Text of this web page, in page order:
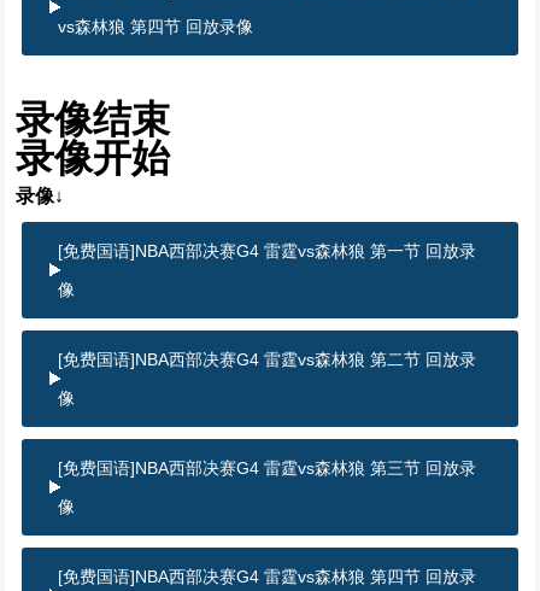
vs森林狼 第四节 回放录像
录像结束
录像开始
录像↓
[免费国语]NBA西部决赛G4 雷霆vs森林狼 第一节 回放录
像
[免费国语]NBA西部决赛G4 雷霆vs森林狼 第二节 回放录
像
[免费国语]NBA西部决赛G4 雷霆vs森林狼 第三节 回放录
像
[免费国语]NBA西部决赛G4 雷霆vs森林狼 第四节 回放录